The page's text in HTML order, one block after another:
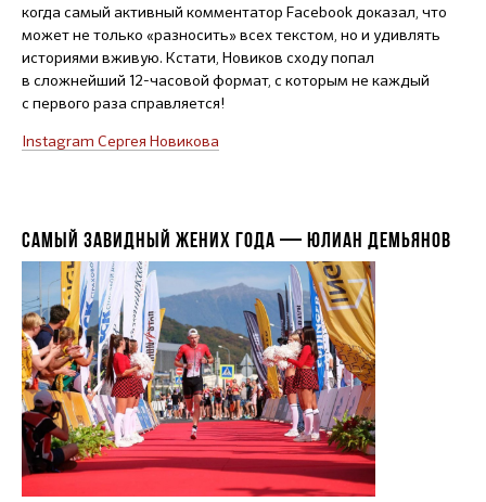
когда самый активный комментатор Facebook доказал, что
может не только «разносить» всех текстом, но и удивлять
историями вживую. Кстати, Новиков сходу попал
в сложнейший 12-часовой формат, с которым не каждый
с первого раза справляется!
Instagram Сергея Новикова
САМЫЙ ЗАВИДНЫЙ ЖЕНИХ ГОДА — ЮЛИАН ДЕМЬЯНОВ